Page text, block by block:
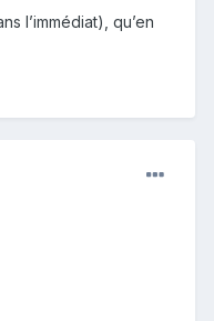
l’immédiat), qu’en